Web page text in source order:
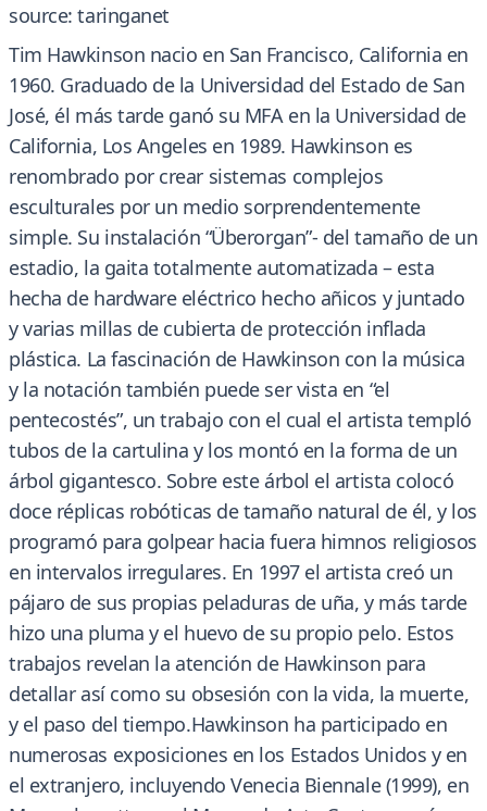
source: taringanet
Tim Hawkinson nacio en San Francisco, California en
1960. Graduado de la Universidad del Estado de San
José, él más tarde ganó su MFA en la Universidad de
California, Los Angeles en 1989. Hawkinson es
renombrado por crear sistemas complejos
esculturales por un medio sorprendentemente
simple. Su instalación “Überorgan”- del tamaño de un
estadio, la gaita totalmente automatizada – esta
hecha de hardware eléctrico hecho añicos y juntado
y varias millas de cubierta de protección inflada
plástica. La fascinación de Hawkinson con la música
y la notación también puede ser vista en “el
pentecostés”, un trabajo con el cual el artista templó
tubos de la cartulina y los montó en la forma de un
árbol gigantesco. Sobre este árbol el artista colocó
doce réplicas robóticas de tamaño natural de él, y los
programó para golpear hacia fuera himnos religiosos
en intervalos irregulares. En 1997 el artista creó un
pájaro de sus propias peladuras de uña, y más tarde
hizo una pluma y el huevo de su propio pelo. Estos
trabajos revelan la atención de Hawkinson para
detallar así como su obsesión con la vida, la muerte,
y el paso del tiempo.Hawkinson ha participado en
numerosas exposiciones en los Estados Unidos y en
el extranjero, incluyendo Venecia Biennale (1999), en